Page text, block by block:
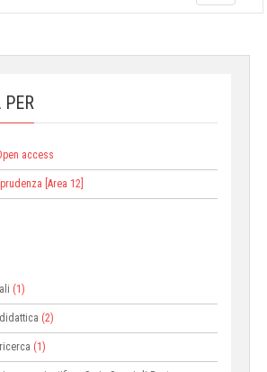
navigation
access
[Area 12]
(1)
(2)
(1)